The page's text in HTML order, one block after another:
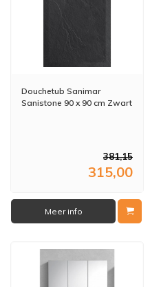
Douchetub Sanimar
Sanistone 90 x 90 cm Zwart
381,15
315,00
Meer info